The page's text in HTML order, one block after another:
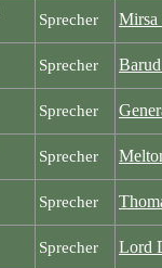
Sprecher
Mirsa
Sprecher
Sprecher
Sprecher
Sprecher
Sprecher Lord